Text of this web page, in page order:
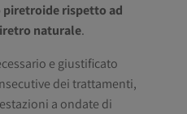
rispetto ad
naturale.
e giustificato
dei trattamenti,
a ondate di